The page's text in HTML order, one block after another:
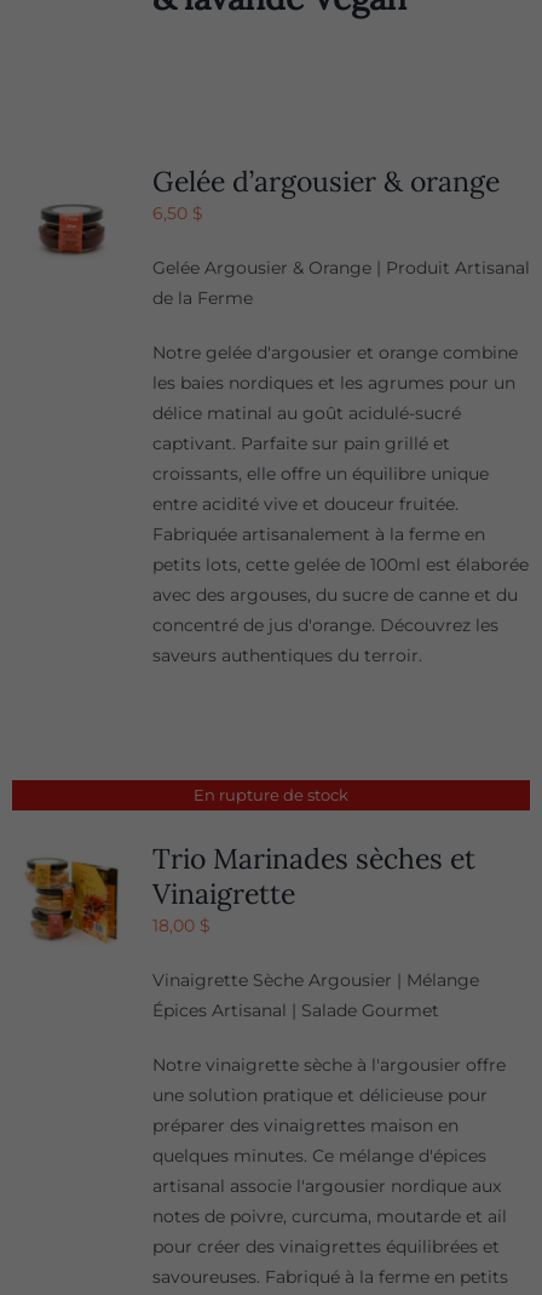
Gelée d’argousier & orange
6,50 $
Gelée Argousier & Orange | Produit Artisanal
de la Ferme
Notre gelée d'argousier et orange combine
les baies nordiques et les agrumes pour un
délice matinal au goût acidulé-sucré
captivant. Parfaite sur pain grillé et
croissants, elle offre un équilibre unique
entre acidité vive et douceur fruitée.
Fabriquée artisanalement à la ferme en
petits lots, cette gelée de 100ml est élaborée
avec des argouses, du sucre de canne et du
concentré de jus d'orange. Découvrez les
saveurs authentiques du terroir.
En rupture de stock
Trio Marinades sèches et
Vinaigrette
18,00 $
Vinaigrette Sèche Argousier | Mélange
Épices Artisanal | Salade Gourmet
Notre vinaigrette sèche à l'argousier offre
une solution pratique et délicieuse pour
préparer des vinaigrettes maison en
quelques minutes. Ce mélange d'épices
artisanal associe l'argousier nordique aux
notes de poivre, curcuma, moutarde et ail
pour créer des vinaigrettes équilibrées et
savoureuses. Fabriqué à la ferme en petits